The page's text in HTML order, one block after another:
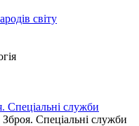
світу
Спеціальні служби
Зброя. Спеціальні служби